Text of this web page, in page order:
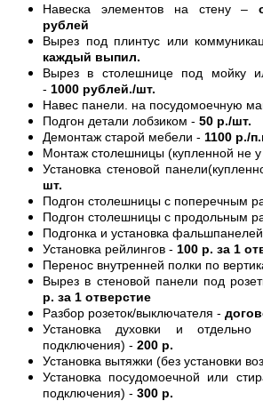
Навеска элементов на стену –
рублей
Вырез под плинтус или
каждый выпил.
Вырез в столешнице под мойку
- 1000 рублей./шт.
Навес панели. на посудомоечную
Подгон детали лобзиком - 50 р./шт.
Демонтаж старой мебели - 1100 р./
Монтаж столешницы (купленной не у
Установка стеновой
шт.
Подгон столешницы с поперечным
Подгон столешницы с продольным
Подгонка и установка
Установка рейлингов - 100 р. за 1
Перенос внутренней полки по
Вырез в стеновой панели под
р. за 1 отверстие
Разбор розеток/выключателя -
Установка духовки и отдельно
подключения) - 200 р.
Установка вытяжки (без установки
Установка посудомоечной или
подключения) - 300 р.